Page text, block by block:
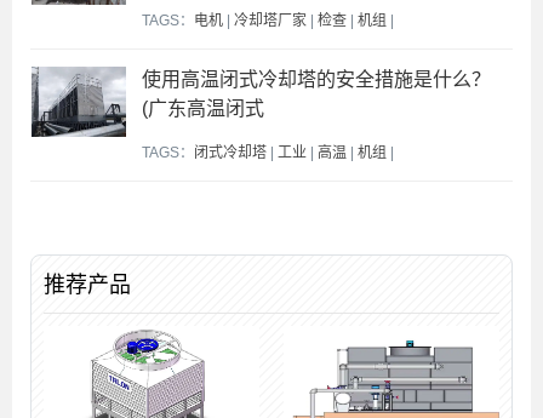
TAGS： 电机 | 冷却塔厂家 | 检查 | 机组 |
使用高温闭式冷却塔的安全措施是什么？
(广东高温闭式
TAGS： 闭式冷却塔 | 工业 | 高温 | 机组 |
推荐产品